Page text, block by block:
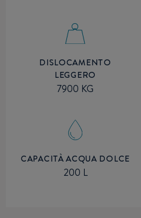
DISLOCAMENTO
LEGGERO
7900 KG
CAPACITÀ ACQUA DOLCE
200 L